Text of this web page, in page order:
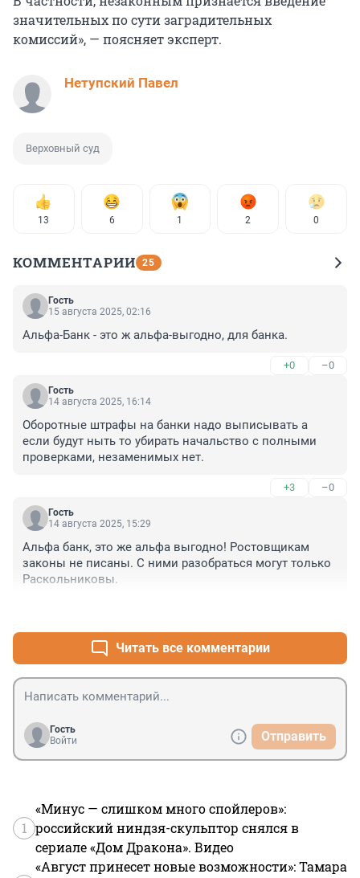
значительных по сути заградительных
комиссий», — поясняет эксперт.
Нетупский Павел
Верховный суд
13 6 1 2 0
КОММЕНТАРИИ 25
Гость
15 августа 2025, 02:16
Альфа-Банк - это ж альфа-выгодно, для банка.
+0 –0
Гость
14 августа 2025, 16:14
Оборотные штрафы на банки надо выписывать а
если будут ныть то убирать начальство с полными
проверками, незаменимых нет.
+3 –0
Гость
14 августа 2025, 15:29
Альфа банк, это же альфа выгодно! Ростовщикам
законы не писаны. С ними разобраться могут только
Раскольниковы.
Читать все комментарии
Гость
Войти
Отправить
1
«Минус — слишком много спойлеров»:
российский ниндзя-скульптор снялся в
сериале «Дом Дракона». Видео
«Август принесет новые возможности»: Тамара